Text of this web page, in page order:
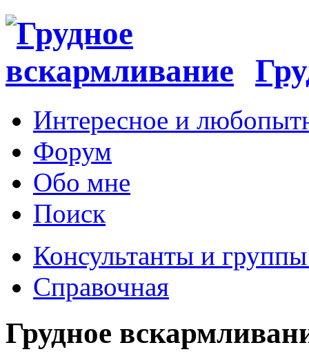
Интересное и
Форум
Обо мне
Поиск
Консультанты и
Справочная
Грудное